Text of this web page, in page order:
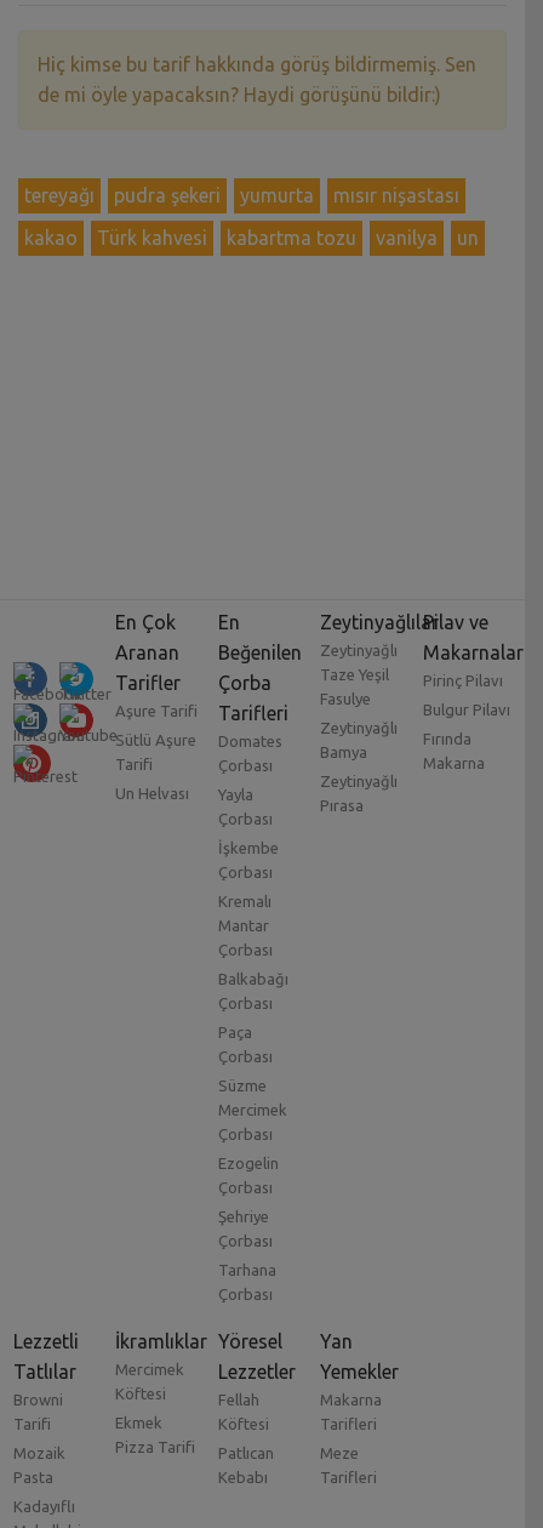
Hiç kimse bu tarif hakkında görüş bildirmemiş. Sen
de mi öyle yapacaksın? Haydi görüşünü bildir:)
tereyağı pudra şekeri yumurta
mısır nişastası
kakao
Türk kahvesi kabartma tozu vanilya un
En Çok
Aranan
Tarifler
Aşure Tarifi
Sütlü Aşure
Tarifi
Un Helvası
En
Beğenilen
Çorba
Tarifleri
Domates
Çorbası
Yayla
Çorbası
İşkembe
Çorbası
Kremalı
Mantar
Çorbası
Balkabağı
Çorbası
Paça
Çorbası
Süzme
Mercimek
Çorbası
Ezogelin
Çorbası
Şehriye
Çorbası
Tarhana
Çorbası
Zeytinyağlılar
Zeytinyağlı
Taze Yeşil
Fasulye
Zeytinyağlı
Bamya
Zeytinyağlı
Pırasa
Pilav ve
Makarnalar
Pirinç Pilavı
Bulgur Pilavı
Fırında
Makarna
Lezzetli
Tatlılar
Browni
Tarifi
Mozaik
Pasta
Kadayıflı
İkramlıklar
Mercimek
Köftesi
Ekmek
Pizza Tarifi
Yöresel
Lezzetler
Fellah
Köftesi
Patlıcan
Kebabı
Yan
Yemekler
Makarna
Tarifleri
Meze
Tarifleri